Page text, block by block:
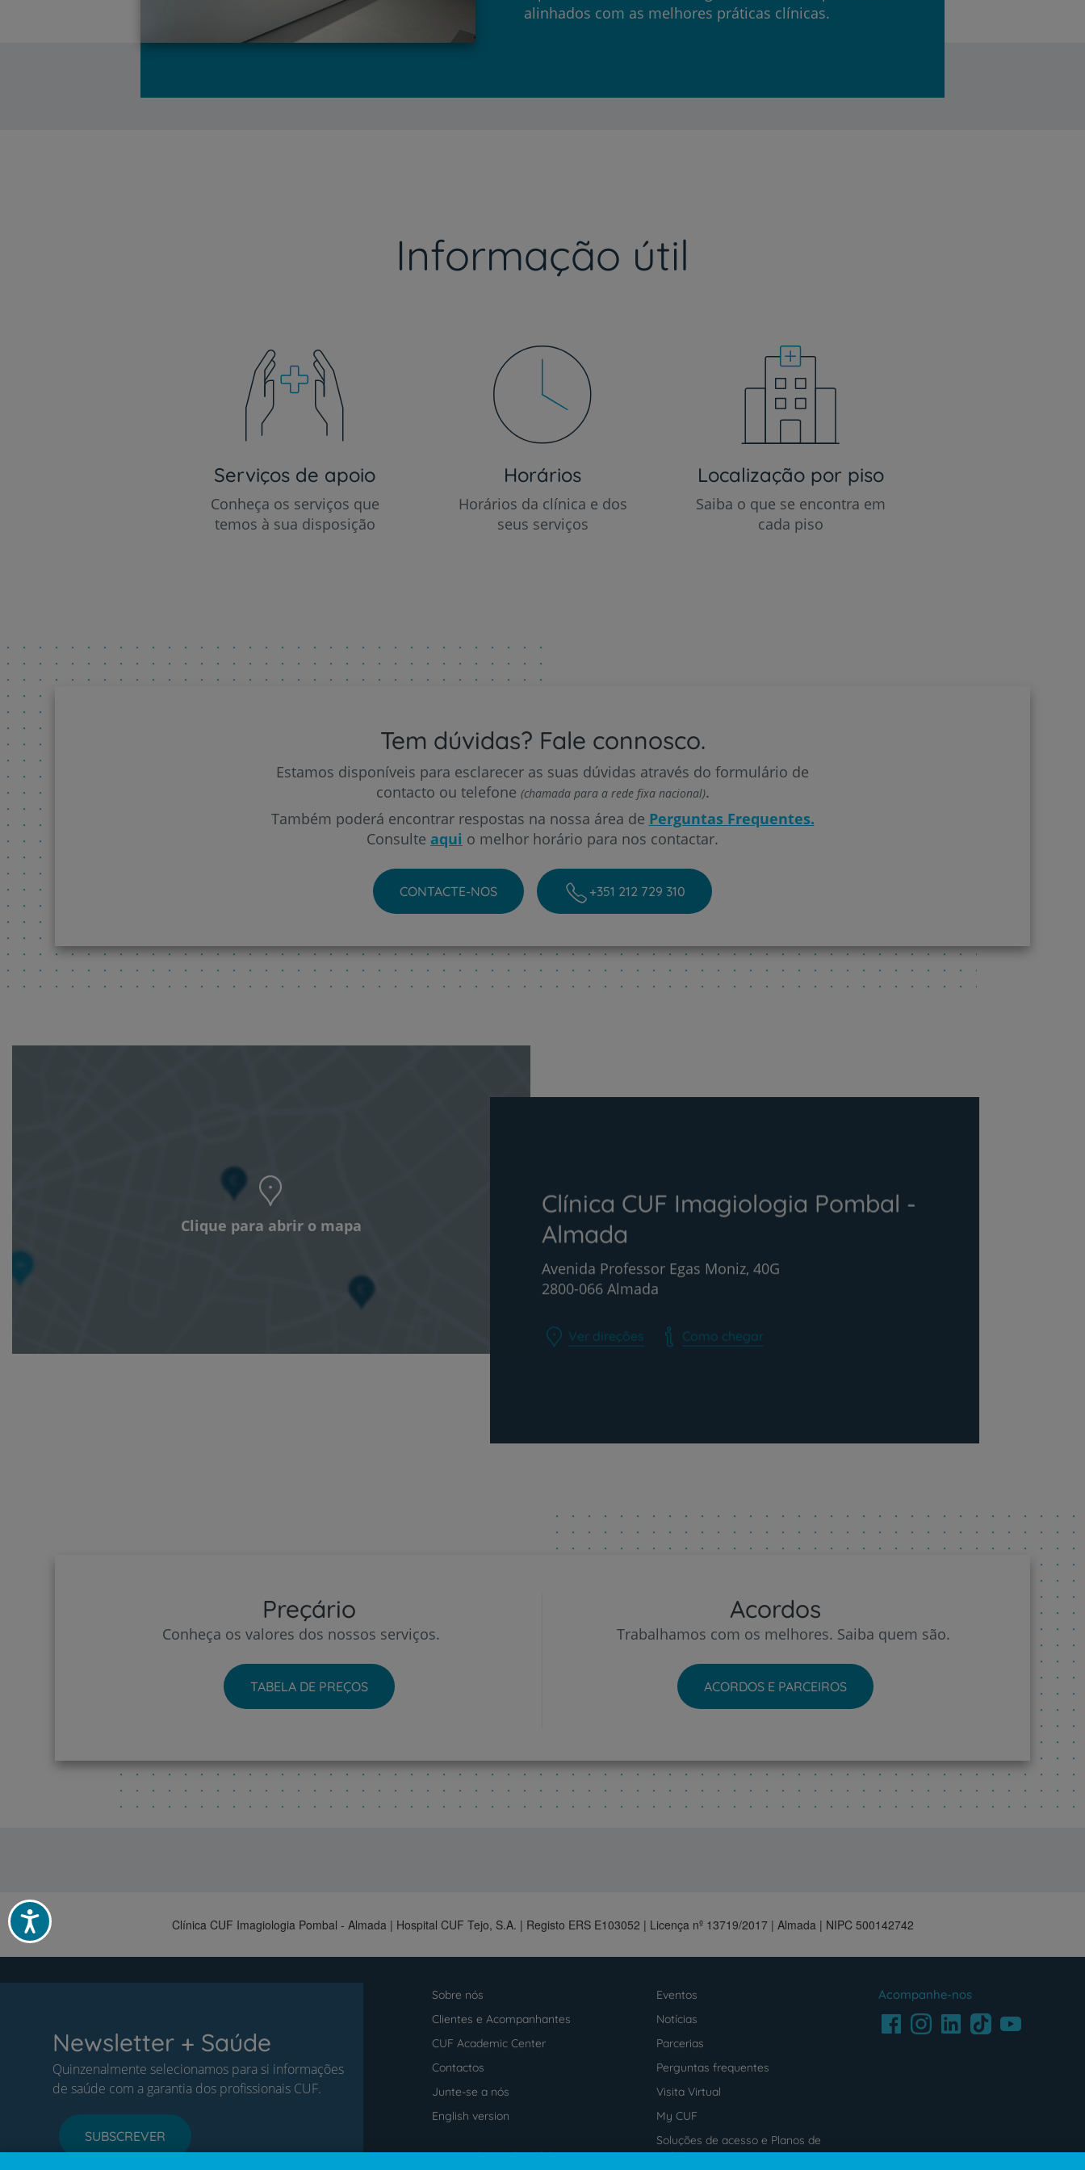
Acessibilidade
Serviços CUF
Plano +CUF
My CUF
Clientes e acompanhantes
CUF Academic Center
Para profissionais
Contacte-nos
alinhados com as melhores práticas clínicas.
Informação útil
Serviços de apoio
Conheça os serviços que
temos à sua disposição
Horários
Horários da clínica e dos
seus serviços
Localização por piso
Saiba o que se encontra em
cada piso
Tem dúvidas? Fale connosco.
Estamos disponíveis para esclarecer as suas dúvidas através do formulário de
contacto ou telefone (chamada para a rede fixa nacional).
Também poderá encontrar respostas na nossa área de Perguntas Frequentes.
Consulte aqui o melhor horário para nos contactar.
CONTACTE-NOS +351 212 729 310
Clínica CUF Imagiologia Pombal -
Almada
Avenida Professor Egas Moniz, 40G
2800-066 Almada
Ver direções Como chegar
Clique para abrir o mapa
Preçário
Conheça os valores dos nossos serviços.
TABELA DE PREÇOS
Acordos
Trabalhamos com os melhores. Saiba quem são.
ACORDOS E PARCEIROS
Clínica CUF Imagiologia Pombal - Almada | Hospital CUF Tejo, S.A. | Registo ERS E103052 | Licença nº 13719/2017 | Almada | NIPC 500142742
Newsletter + Saúde
Quinzenalmente selecionamos para si informações
de saúde com a garantia dos profissionais CUF.
SUBSCREVER
footer
Sobre nós
Eventos
Clientes e Acompanhantes
Notícias
CUF Academic Center
Parcerias
Contactos
Perguntas frequentes
Junte-se a nós
Visita Virtual
English version
My CUF
Intermediação de Crédito
Soluções de acesso e Planos de
saúde
Acompanhe-nos
FacebookInstagramLinkedInTikTokYoutube